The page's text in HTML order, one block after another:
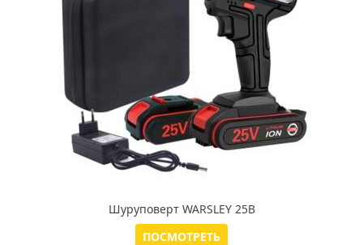
Шуруповерт WARSLEY 25В
ПОСМОТРЕТЬ